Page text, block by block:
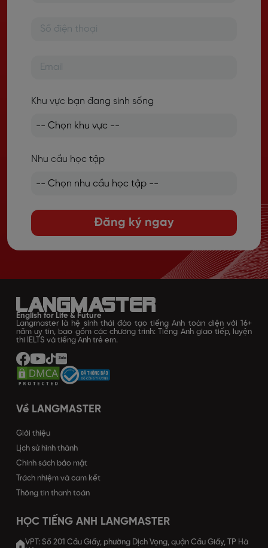
Khu vực bạn đang sinh sống
Nhu cầu học tập
Đăng ký ngay
English for Life & Future
Langmaster là hệ sinh thái đào tạo tiếng Anh toàn diện với 16+
năm uy tín, bao gồm các chương trình: Tiếng Anh giao tiếp, luyện
thi IELTS và tiếng Anh trẻ em.
Về LANGMASTER
Giới thiệu
Lịch sử hình thành
Chính sách bảo mật
Trách nhiệm và cam kết
Thông tin thanh toán
HỌC TIẾNG ANH LANGMASTER
VPT: Số 201 Cầu Giấy, phường Dịch Vọng, quận Cầu Giấy, TP Hà